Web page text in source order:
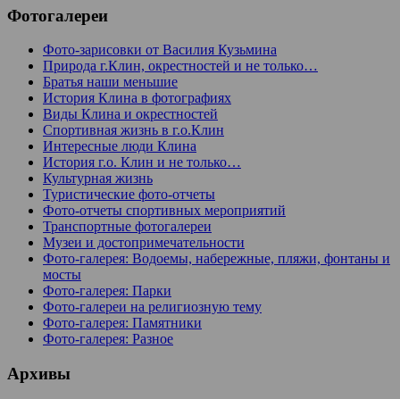
Фотогалереи
Фото-зарисовки от Василия Кузьмина
Природа г.Клин, окрестностей и не только…
Братья наши меньшие
История Клина в фотографиях
Виды Клина и окрестностей
Спортивная жизнь в г.о.Клин
Интересные люди Клина
История г.о. Клин и не только…
Культурная жизнь
Туристические фото-отчеты
Фото-отчеты спортивных мероприятий
Транспортные фотогалереи
Музеи и достопримечательности
Фото-галерея: Водоемы, набережные, пляжи, фонтаны и
мосты
Фото-галерея: Парки
Фото-галереи на религиозную тему
Фото-галерея: Памятники
Фото-галерея: Разное
Архивы